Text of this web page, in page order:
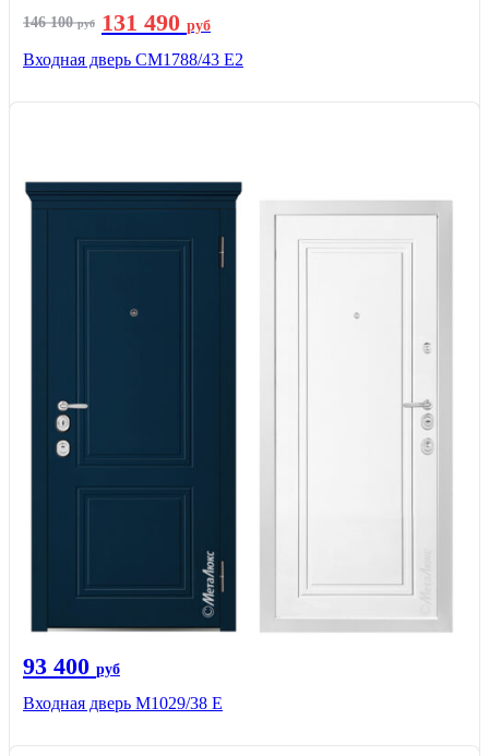
146 100руб 131 490 руб
Входная дверь СМ1788/43 E2
93 400 руб
Входная дверь М1029/38 E